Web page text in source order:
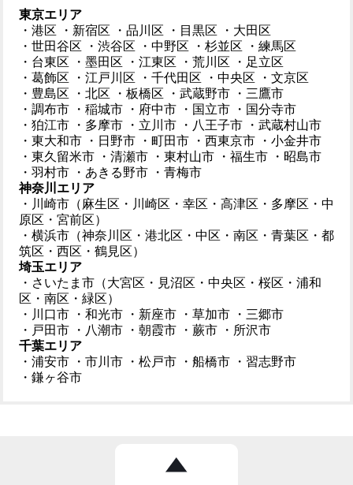
東京エリア
・港区
・新宿区 ・品川区 ・目黒区
・大田区
・世田谷区
・渋谷区 ・中野区 ・杉並区
・練馬区
・台東区
・墨田区 ・江東区 ・荒川区
・足立区
・葛飾区
・江戸川区 ・千代田区 ・中央区
・文京区
・豊島区
・北区 ・板橋区 ・武蔵野市
・三鷹市
・調布市
・稲城市 ・府中市 ・国立市
・国分寺市
・狛江市
・多摩市 ・立川市 ・八王子市
・武蔵村山市
・東大和市
・日野市 ・町田市 ・西東京市
・小金井市
・東久留米市
・清瀬市 ・東村山市 ・福生市
・昭島市
・羽村市
・あきる野市
・青梅市
神奈川エリア
・川崎市（麻生区・川崎区・幸区・高津区・多摩区・中
原区・宮前区）
・横浜市（神奈川区・港北区・中区・南区・青葉区・都
筑区・西区・鶴見区）
埼玉エリア
・さいたま市（大宮区・見沼区・中央区・桜区・浦和
区・南区・緑区）
・川口市
・和光市 ・新座市 ・草加市
・三郷市
・戸田市
・八潮市 ・朝霞市 ・蕨市
・所沢市
千葉エリア
・浦安市
・市川市 ・松戸市 ・船橋市
・習志野市
・鎌ヶ谷市